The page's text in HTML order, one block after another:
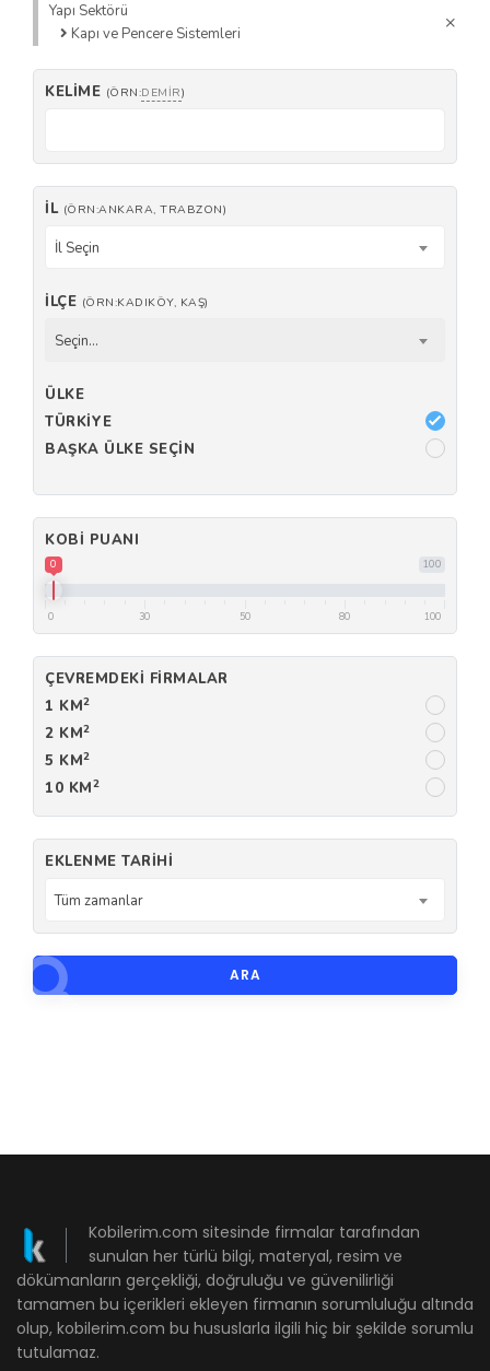
Yapı Sektörü
Kapı ve Pencere Sistemleri
KELIME (ÖRN:DEMIR)
İL (ÖRN:ANKARA, TRABZON)
İl Seçin
İLÇE (ÖRN:KADIKÖY, KAŞ)
Seçin...
ÜLKE
TÜRKIYE
BAŞKA ÜLKE SEÇIN
KOBI PUANI
100
0
0 30 50 80 100
ÇEVREMDEKI FIRMALAR
1 KM2
2 KM2
5 KM2
10 KM2
EKLENME TARIHI
Tüm zamanlar
ARA
Kobilerim.com sitesinde firmalar tarafından
sunulan her türlü bilgi, materyal, resim ve
dökümanların gerçekliği, doğruluğu ve güvenilirliği
tamamen bu içerikleri ekleyen firmanın sorumluluğu altında
olup, kobilerim.com bu hususlarla ilgili hiç bir şekilde sorumlu
tutulamaz.